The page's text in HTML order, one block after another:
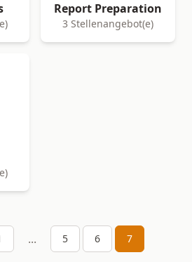
Report Preparation
3 Stellenangebot(e)
... 5 6 7